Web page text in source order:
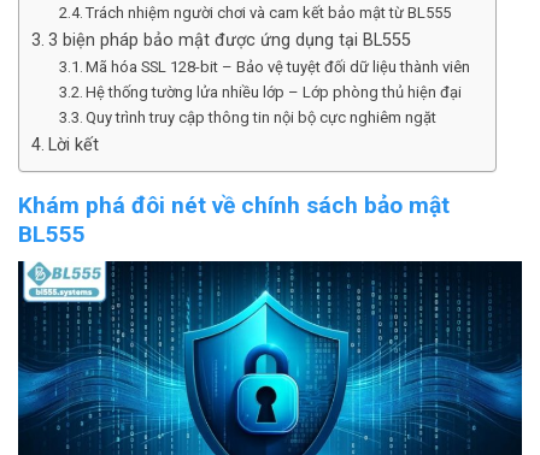
Trách nhiệm người chơi và cam kết bảo mật từ BL555
3 biện pháp bảo mật được ứng dụng tại BL555
Mã hóa SSL 128-bit – Bảo vệ tuyệt đối dữ liệu thành viên
Hệ thống tường lửa nhiều lớp – Lớp phòng thủ hiện đại
Quy trình truy cập thông tin nội bộ cực nghiêm ngặt
Lời kết
Khám phá đôi nét về chính sách bảo mật
BL555